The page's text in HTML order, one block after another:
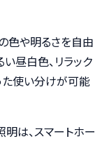
色や明るさを自由
昼白色、リラック
た使い分けが可能
明は、スマートホー